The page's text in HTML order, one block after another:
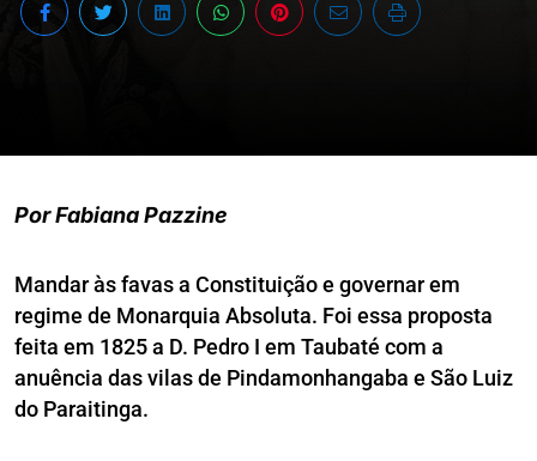
Por Fabiana Pazzine
Mandar às favas a Constituição e governar em
regime de Monarquia Absoluta. Foi essa proposta
feita em 1825 a D. Pedro I em Taubaté com a
anuência das vilas de Pindamonhangaba e São Luiz
do Paraitinga.